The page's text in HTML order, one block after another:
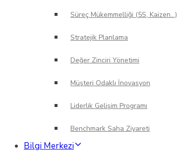
Süreç Mükemmelliği (5S, Kaizen…)
Stratejik Planlama
Değer Zinciri Yönetimi
Müşteri Odaklı İnovasyon
Liderlik Gelişim Programı
Benchmark Saha Ziyareti
Bilgi Merkezi